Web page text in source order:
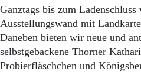
Abonnent
Abo
Ganztags bis zum
Ausstellungswand mit
Daneben bieten wir neue und
selbstgebackene Thorner
Probierfläschchen und